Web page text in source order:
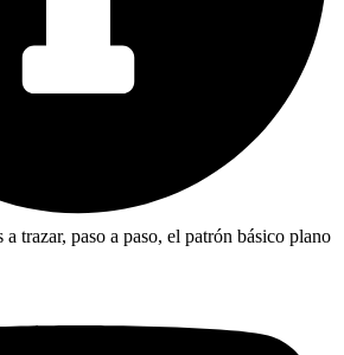
a trazar, paso a paso, el patrón básico plano